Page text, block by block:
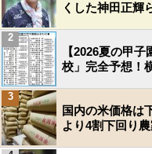
くした神田正輝
【2026夏の甲
校」完全予想！
2
国内の米価格は
より4割下回り
3